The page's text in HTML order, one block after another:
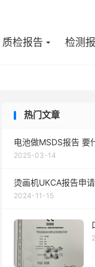
质检报告 检测
热门文章
电池做MSDS报告 要
2025-03-14
烫画机UKCA报告申
2024-11-15